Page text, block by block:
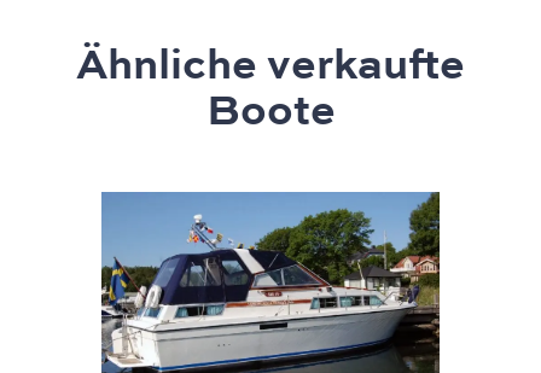
Ähnliche verkaufte
Boote